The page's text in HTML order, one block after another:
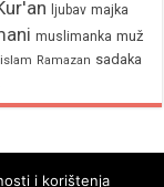
ljubav majka
muslimanka muž
Ramazan sadaka
i korištenja